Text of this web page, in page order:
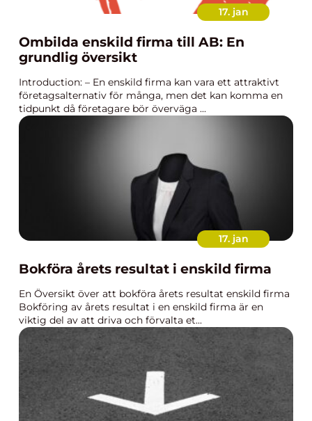
17. jan
Ombilda enskild firma till AB: En
grundlig översikt
Introduction: – En enskild firma kan vara ett attraktivt
företagsalternativ för många, men det kan komma en
tidpunkt då företagare bör överväga ...
17. jan
Bokföra årets resultat i enskild firma
En Översikt över att bokföra årets resultat enskild firma
Bokföring av årets resultat i en enskild firma är en
viktig del av att driva och förvalta et...